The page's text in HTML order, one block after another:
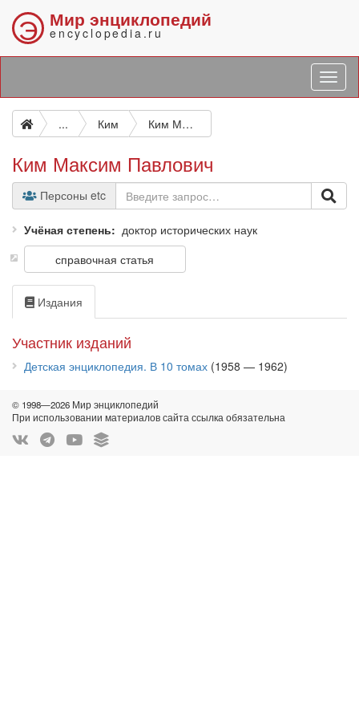
Э Мир энциклопедий
encyclopedia.ru
... Ким Ким Максим Павлович
Ким Максим Павлович
Персоны etc
Учёная степень
доктор исторических наук
справочная статья
Издания
Участник изданий
Детская энциклопедия. В 10 томах (1958 — 1962)
© 1998—2026 Мир энциклопедий
При использовании материалов сайта ссылка обязательна